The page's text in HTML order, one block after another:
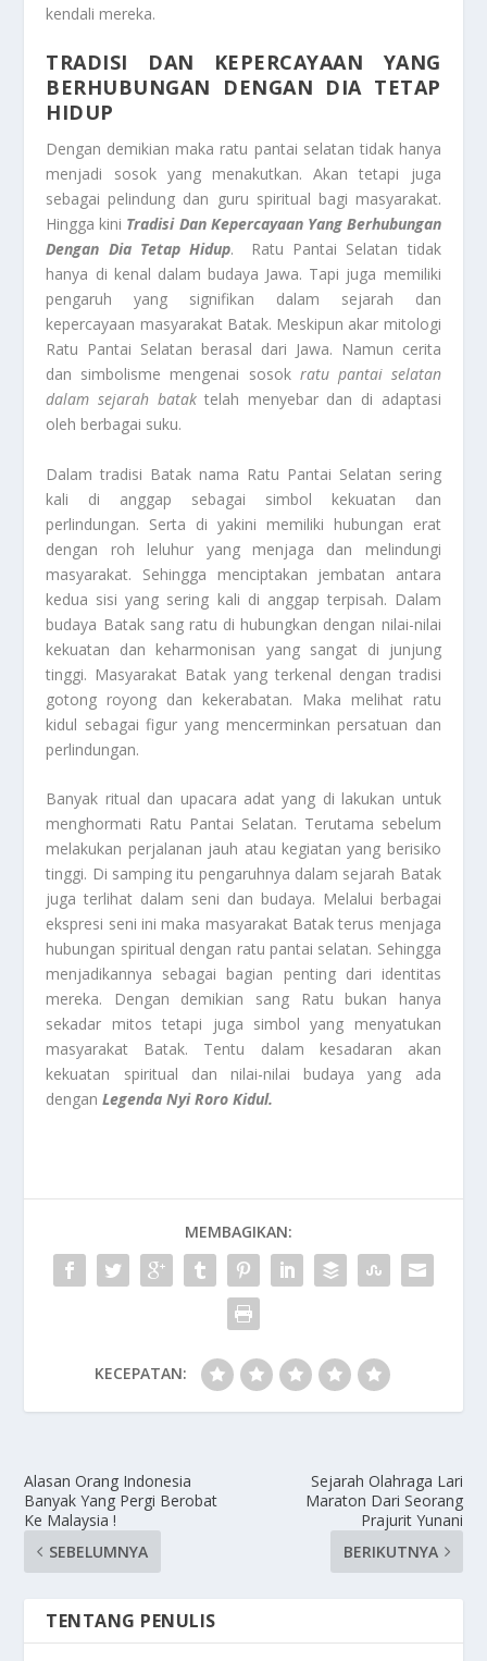
kendali mereka.
TRADISI DAN KEPERCAYAAN YANG
BERHUBUNGAN DENGAN DIA TETAP
HIDUP
Dengan demikian maka ratu pantai selatan tidak hanya
menjadi sosok yang menakutkan. Akan tetapi juga
sebagai pelindung dan guru spiritual bagi masyarakat.
Hingga kini Tradisi Dan Kepercayaan Yang Berhubungan
Dengan Dia Tetap Hidup. Ratu Pantai Selatan tidak
hanya di kenal dalam budaya Jawa. Tapi juga memiliki
pengaruh yang signifikan dalam sejarah dan
kepercayaan masyarakat Batak. Meskipun akar mitologi
Ratu Pantai Selatan berasal dari Jawa. Namun cerita
dan simbolisme mengenai sosok ratu pantai selatan
dalam sejarah bataktelah menyebar dan di adaptasi
oleh berbagai suku.
Dalam tradisi Batak nama Ratu Pantai Selatan sering
kali di anggap sebagai simbol kekuatan dan
perlindungan. Serta di yakini memiliki hubungan erat
dengan roh leluhur yang menjaga dan melindungi
masyarakat. Sehingga menciptakan jembatan antara
kedua sisi yang sering kali di anggap terpisah. Dalam
budaya Batak sang ratu di hubungkan dengan nilai-nilai
kekuatan dan keharmonisan yang sangat di junjung
tinggi. Masyarakat Batak yang terkenal dengan tradisi
gotong royong dan kekerabatan. Maka melihat ratu
kidul sebagai figur yang mencerminkan persatuan dan
perlindungan.
Banyak ritual dan upacara adat yang di lakukan untuk
menghormati Ratu Pantai Selatan. Terutama sebelum
melakukan perjalanan jauh atau kegiatan yang berisiko
tinggi. Di samping itu pengaruhnya dalam sejarah Batak
juga terlihat dalam seni dan budaya. Melalui berbagai
ekspresi seni ini maka masyarakat Batak terus menjaga
hubungan spiritual dengan ratu pantai selatan. Sehingga
menjadikannya sebagai bagian penting dari identitas
mereka. Dengan demikian sang Ratu bukan hanya
sekadar mitos tetapi juga simbol yang menyatukan
masyarakat Batak. Tentu dalam kesadaran akan
kekuatan spiritual dan nilai-nilai budaya yang ada
denganLegenda Nyi Roro Kidul.
MEMBAGIKAN:
KECEPATAN:
Alasan Orang Indonesia
Banyak Yang Pergi Berobat
Ke Malaysia !
SEBELUMNYA
Sejarah Olahraga Lari
Maraton Dari Seorang
Prajurit Yunani
BERIKUTNYA
TENTANG PENULIS